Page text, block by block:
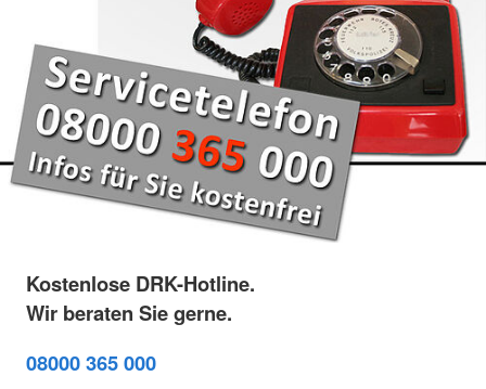
Kostenlose DRK-Hotline.
Wir beraten Sie gerne.
08000 365 000